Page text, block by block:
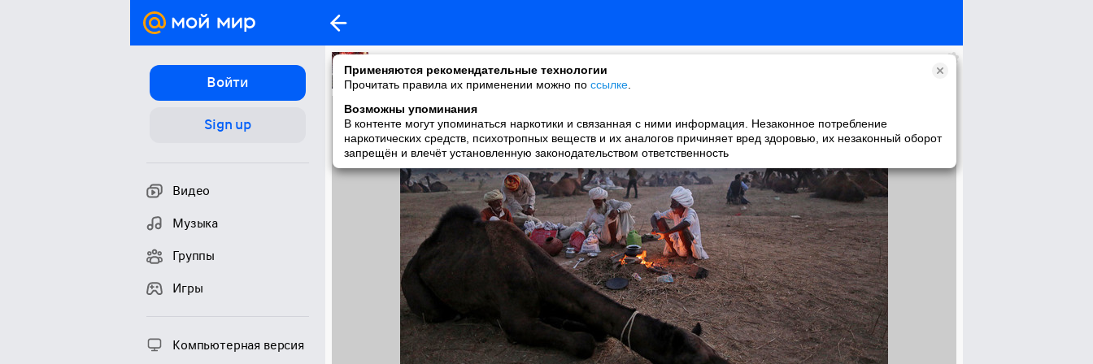
Применяются рекомендательные технологии
Прочитать правила их применении можно по ссылке
Возможны упоминания
В контенте могут упоминаться наркотики и связанная с ними информация. Незаконное потребление
наркотических средств, психотропных веществ и их аналогов причиняет вред здоровью, их незаконный оборот
запрещён и влечёт установленную законодательством ответственность
Войти
Sign up
Видео
Музыка
Группы
Игры
Компьютерная версия
ирина палькевич
added a photo
06 Apr в 18:36